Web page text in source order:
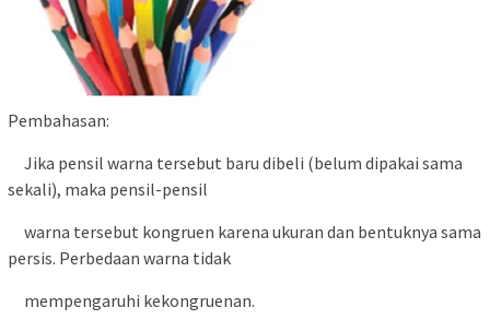
Pembahasan:
Jika pensil warna tersebut baru dibeli (belum dipakai sama
sekali), maka pensil-pensil
warna tersebut kongruen karena ukuran dan bentuknya sama
persis. Perbedaan warna tidak
mempengaruhi kekongruenan.